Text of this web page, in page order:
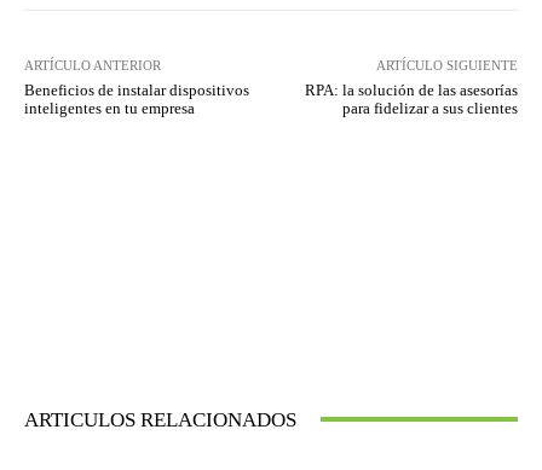
ARTÍCULO ANTERIOR
Beneficios de instalar dispositivos
inteligentes en tu empresa
ARTÍCULO SIGUIENTE
RPA: la solución de las asesorías
para fidelizar a sus clientes
ARTICULOS RELACIONADOS